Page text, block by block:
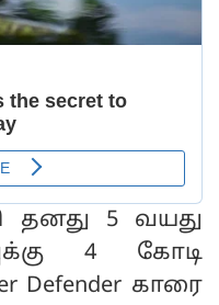
தனது 5 வயது
4 கோடி
Defender காரை